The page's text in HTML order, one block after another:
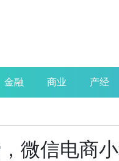
金融 商业 产经
微信电商